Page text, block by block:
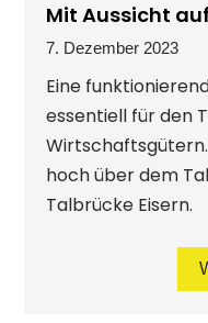
Mit Aussicht
7. Dezember 2023
Eine
essentiell für den
hoch über dem
Talbrücke Eisern.